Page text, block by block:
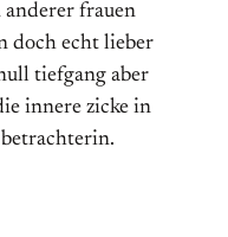
frauen
doch echt lieber
tiefgang aber
innere zicke in